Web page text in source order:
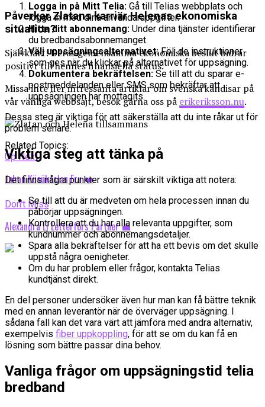
Påverkar Zlatans karriär Helenas ekonomiska
situation?
Självklart! Deras gemensamma ekonomiska beslut bidrar
positivt till hennes finansiella status.
Missa inte fler intressanta artiklar om svenska kändisar på
vår vänliga webbsajt, besök gärna oss på erikeriksson.nu.
Related Topics:
Up Next
Johan Kücükaslan Fru ❤️
Don't Miss
Alexandra Li Letterfors Partner 💼
Logga in på Mitt Telia: Gå till Telias webbplats och
logga in med dina användaruppgifter.
Hitta ditt abonnemang: Under dina tjänster identifierar
du bredbandsabonnemanget.
Välj uppsägningsalternativet:Följ de instruktioner
som ges när du klickar på alternativet för uppsägning.
Dokumentera bekräftelsen: Se till att du sparar e-
postmeddelanden eller SMS som bekräftar att
uppsägningen har mottagits.
Dessa steg är viktiga för att säkerställa att du inte råkar ut för
problem senare.
Viktiga steg att tänka på
Det finns några punkter som är särskilt viktiga att notera:
Se till att du är medveten om hela processen innan du
påbörjar uppsägningen.
Kontrollera att du har alla relevanta uppgifter, som
kundnummer och abonnemangsdetaljer.
Spara alla bekräftelser för att ha ett bevis om det skulle
uppstå några oenigheter.
Om du har problem eller frågor, kontakta Telias
kundtjänst direkt.
En del personer undersöker även hur man kan få bättre teknik
med en annan leverantör när de överväger uppsägning. I
sådana fall kan det vara värt att jämföra med andra alternativ,
exempelvis fiber uppkoppling, för att se om du kan få en
lösning som bättre passar dina behov.
Vanliga frågor om uppsägningstid telia
bredband